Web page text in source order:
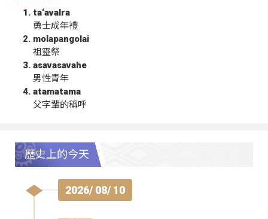
ta‘avalra
勇士成年禮
molapangolai
祖靈祭
asavasavahe
男性青年
atamatama
父字輩的稱呼
歷史上的今天
2026/ 08/ 10